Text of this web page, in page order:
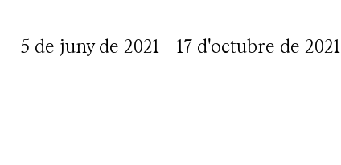
5 de juny de 2021- 17 d'octubre de 2021